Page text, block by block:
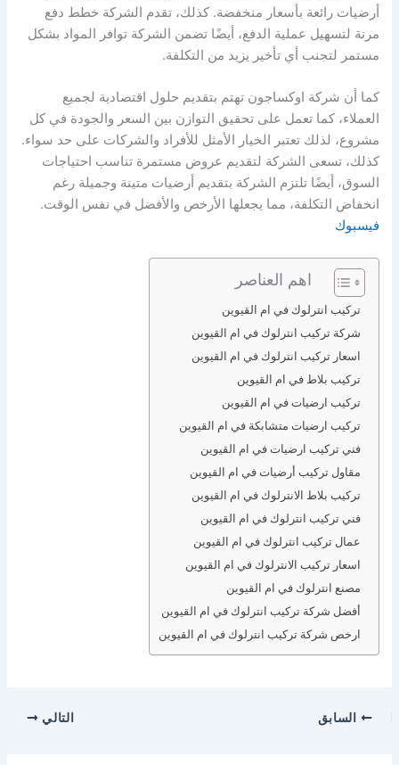
أرضيات رائعة بأسعار منخفضة. كذلك، تقدم الشركة خطط دفع
مرنة لتسهيل عملية الدفع، أيضًا تضمن الشركة توافر المواد بشكل
مستمر لتجنب أي تأخير يزيد من التكلفة.
كما أن شركة اوكساجون تهتم بتقديم حلول اقتصادية لجميع
العملاء، كما تعمل على تحقيق التوازن بين السعر والجودة في كل
مشروع، لذلك تعتبر الخيار الأمثل للأفراد والشركات على حد سواء.
كذلك، تسعى الشركة لتقديم عروض مستمرة تناسب احتياجات
السوق، أيضًا تلتزم الشركة بتقديم أرضيات متينة وجميلة رغم
انخفاض التكلفة، مما يجعلها الأرخص والأفضل في نفس الوقت.
فيسبوك
اهم العناصر
تركيب انترلوك في ام القيوين
شركة تركيب انترلوك في ام القيوين
اسعار تركيب انترلوك في ام القيوين
تركيب بلاط في ام القيوين
تركيب ارضيات في ام القيوين
تركيب ارضيات متشابكة في ام القيوين
فني تركيب ارضيات في ام القيوين
مقاول تركيب أرضيات في ام القيوين
تركيب بلاط الانترلوك في ام القيوين
فني تركيب انترلوك في ام القيوين
عمال تركيب انترلوك في ام القيوين
اسعار تركيب الانترلوك في ام القيوين
مصنع انترلوك في ام القيوين
أفضل شركة تركيب انترلوك في ام القيوين
ارخص شركة تركيب انترلوك في ام القيوين
السابق التالي